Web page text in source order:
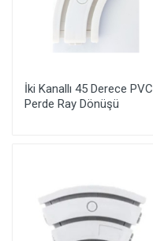
İki Kanallı 45 Derece PVC
Perde Ray Dönüşü